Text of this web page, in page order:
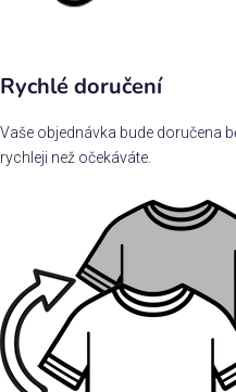
Rychlé doručení
Vaše objednávka bude doručena
rychleji než očekáváte.